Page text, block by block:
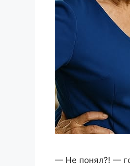
— Не понял?! —